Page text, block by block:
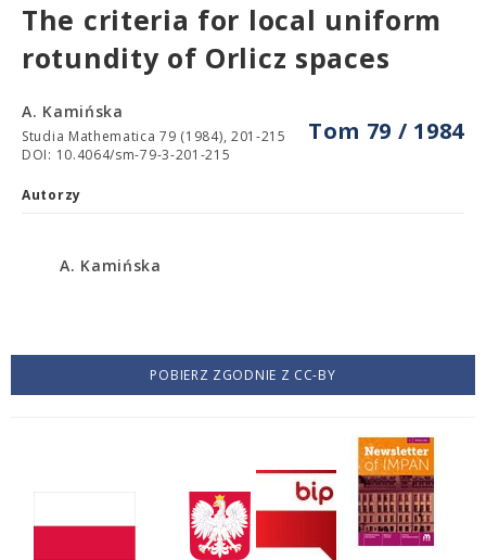
The criteria for local uniform
rotundity of Orlicz spaces
Tom 79 / 1984
A. Kamińska
Studia Mathematica 79 (1984), 201-215
DOI: 10.4064/sm-79-3-201-215
Autorzy
A. Kamińska
POBIERZ ZGODNIE Z CC-BY